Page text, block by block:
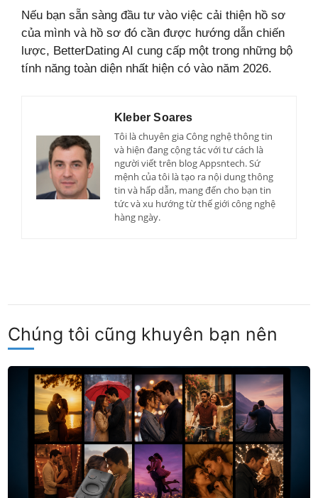
Nếu bạn sẵn sàng đầu tư vào việc cải thiện hồ sơ
của mình và hồ sơ đó cần được hướng dẫn chiến
lược, BetterDating AI cung cấp một trong những bộ
tính năng toàn diện nhất hiện có vào năm 2026.
Kleber Soares
Tôi là chuyên gia Công nghệ thông tin
và hiện đang cộng tác với tư cách là
người viết trên blog Appsntech. Sứ
mệnh của tôi là tạo ra nội dung thông
tin và hấp dẫn, mang đến cho bạn tin
tức và xu hướng từ thế giới công nghệ
hàng ngày.
Chúng tôi cũng khuyên bạn nên